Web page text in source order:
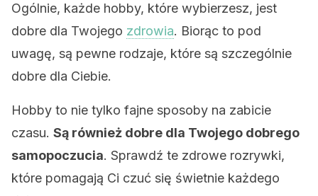
Ogólnie, każde hobby, które wybierzesz, jest
dobre dla Twojego zdrowia. Biorąc to pod
uwagę, są pewne rodzaje, które są szczególnie
dobre dla Ciebie.
Hobby to nie tylko fajne sposoby na zabicie
czasu. Są również dobre dla Twojego dobrego
samopoczucia. Sprawdź te zdrowe rozrywki,
które pomagają Ci czuć się świetnie każdego